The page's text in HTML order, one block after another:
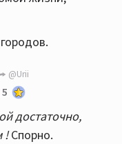
@Urii
5
достаточно,
!Спорно.